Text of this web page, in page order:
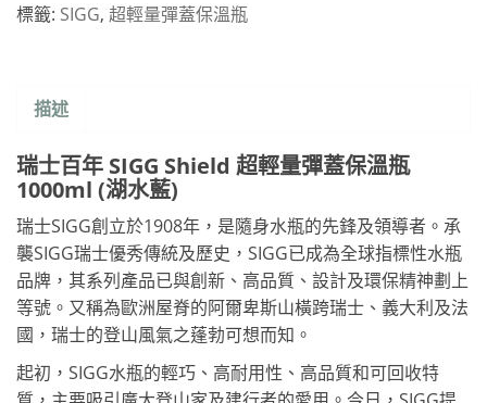
標籤: SIGG, 超輕量彈蓋保溫瓶
描述
瑞士百年 SIGG Shield 超輕量彈蓋保溫瓶
1000ml (湖水藍)
瑞士SIGG創立於1908年，是隨身水瓶的先鋒及領導者。承
襲SIGG瑞士優秀傳統及歷史，SIGG已成為全球指標性水瓶
品牌，其系列產品已與創新、高品質、設計及環保精神劃上
等號。又稱為歐洲屋脊的阿爾卑斯山橫跨瑞士、義大利及法
國，瑞士的登山風氣之蓬勃可想而知。
起初，SIGG水瓶的輕巧、高耐用性、高品質和可回收特